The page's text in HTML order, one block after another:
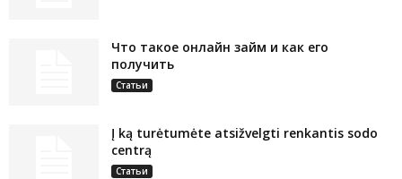
Что такое онлайн займ и как его
получить
Статьи
Į ką turėtumėte atsižvelgti renkantis sodo
centrą
Статьи